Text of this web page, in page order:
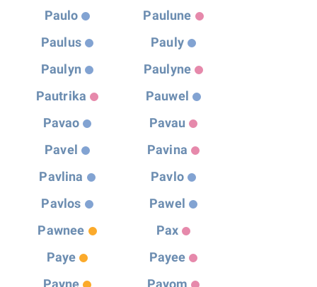
Paulo
Paulune
Paulus
Pauly
Paulyn
Paulyne
Pautrika
Pauwel
Pavao
Pavau
Pavel
Pavina
Pavlina
Pavlo
Pavlos
Pawel
Pawnee
Pax
Paye
Payee
Payne
Payom